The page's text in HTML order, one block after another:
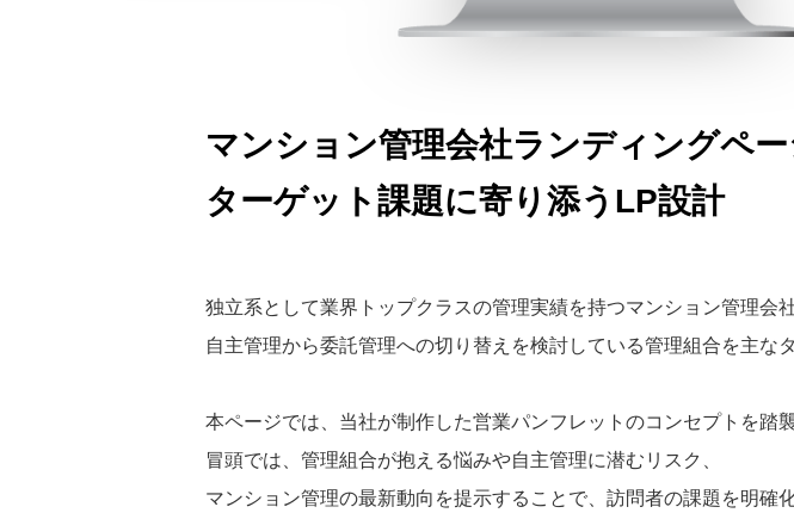
マンション管理会社ランディングペー
ターゲット課題に寄り添うLP設計
独立系として業界トップクラスの管理実績を持つマンション管理会
自主管理から委託管理への切り替えを検討している管理組合を主な
本ページでは、当社が制作した営業パンフレットのコンセプトを踏
冒頭では、管理組合が抱える悩みや自主管理に潜むリスク、
マンション管理の最新動向を提示することで、訪問者の課題を明確